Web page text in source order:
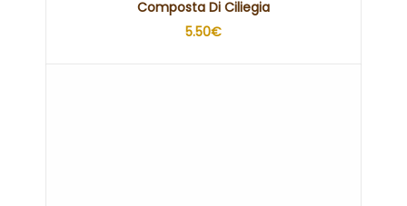
Composta Di Ciliegia
5.50€